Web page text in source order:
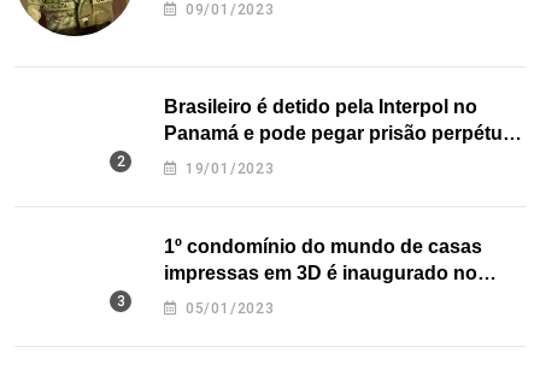
09/01/2023
Brasileiro é detido pela Interpol no
Panamá e pode pegar prisão perpétua
nos EUA
19/01/2023
1º condomínio do mundo de casas
impressas em 3D é inaugurado no
Texas
05/01/2023